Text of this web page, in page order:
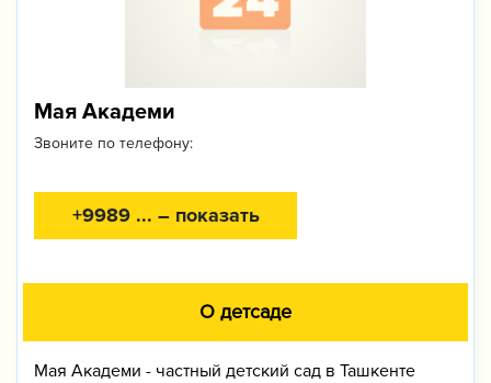
Мая Академи
Звоните по телефону:
+9989 ... – показать
О детсаде
Мая Академи - частный детский сад в Ташкенте